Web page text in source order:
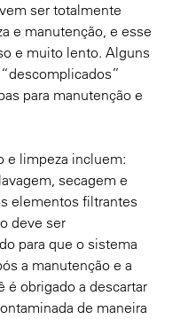
ser totalmente
e manutenção, e esse
e muito lento. Alguns
para manutenção e
e limpeza incluem:
secagem e
elementos filtrantes
deve ser
para que o sistema
a manutenção e a
é obrigado a descartar
de maneira